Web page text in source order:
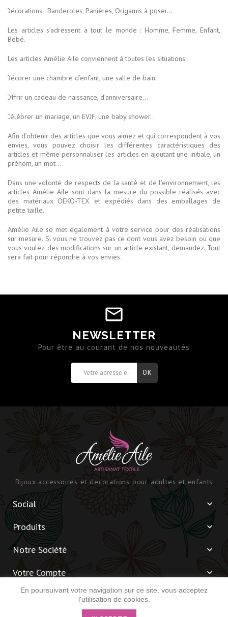
Décorations : Banderoles, Panières, Origamis à poser…
Les articles s’adressent à tout le monde : Homme, Femme, Enfant,
Bébé.
Les articles Amélie Aile conviennent à toutes les situations :
Décorer une chambre d’enfant, une salle de bain…
Offrir un cadeau de naissance, d’anniversaire…
Célébrer un mariage, un EVJF, une baby shower…
Afin d’obtenir des articles que vous aimez et qui correspondent à vos
envies, vous pouvez choisir les différentes caractéristiques des
articles et même personnaliser les articles en ajoutant une initiale, un
prénom, un mot…
Dans une volonté de respects de la santé et de l’environnement, les
articles Amélie Aile sont dans la mesure du possible réalisés avec
des matériaux OEKO-TEX et expédiés dans des emballages de
petite taille.
Amélie Aile se met également à votre service pour des réalisations
sur mesure. Si vous ne trouvez pas ce dont vous avez besoin ou que
vous voulez des modifications sur un article existant, demandez. Tout
sera fait pour répondre à vos envies.
NEWSLETTER
Pour être au courant de nos nouveautés
Bijoux accessoires et decorations pour adultes et enfants
Social 
Produits 
Notre Société 
Votre Compte 
Informations 
En poursuivant votre navigation sur ce site, vous acceptez
l'utilisation de cookies.